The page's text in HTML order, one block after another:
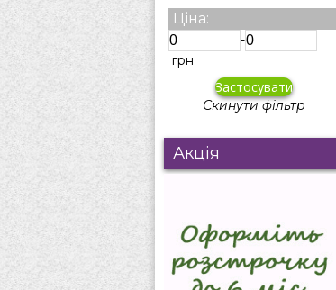
Ціна:
-
грн
Скинути фільтр
Акція